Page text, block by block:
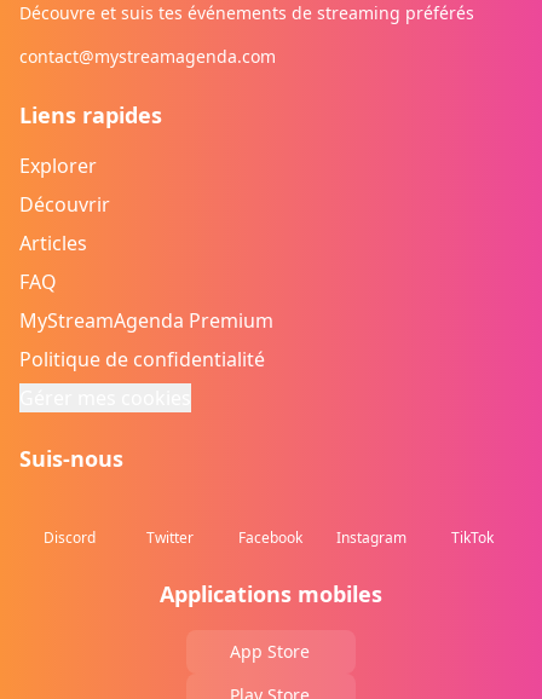
Découvre et suis tes événements de streaming préférés
contact@mystreamagenda.com
Liens rapides
Explorer
Découvrir
Articles
FAQ
MyStreamAgenda Premium
Politique de confidentialité
Suis-nous
Discord Twitter Facebook Instagram TikTok
Applications mobiles
App Store